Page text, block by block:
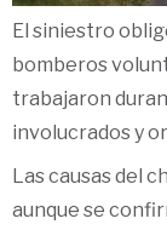
El siniestro
bomberos
trabajaron
involucrados y
Las causas del
aunque se